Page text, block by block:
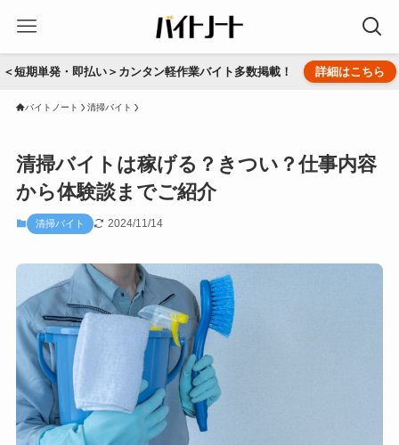
＜短期単発・即払い＞カンタン軽作業バイト多数掲載！ 詳細はこちら
バイトノート 清掃バイト
清掃バイトは稼げる？きつい？仕事内容
から体験談までご紹介
清掃バイト 2024/11/14